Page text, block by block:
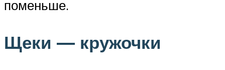
поменьше.
Щеки — кружочки